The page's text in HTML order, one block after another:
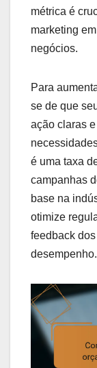
métrica é
marketing
negócios.
Para
se de que
ação claras
é uma taxa
campanhas
base na
otimize
feedback
desempenho.